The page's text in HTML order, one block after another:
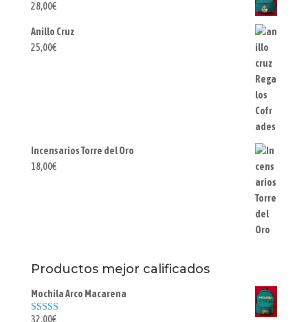
28,00€
Anillo Cruz
25,00€
Incensarios Torre del Oro
18,00€
Productos mejor calificados
Mochila Arco Macarena
32,00€